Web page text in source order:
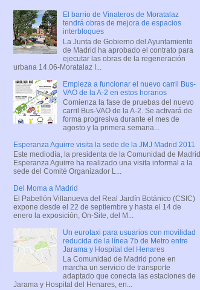
El barrio de Vinateros de Moratalaz
tendrá obras de mejora de espacios
interbloques
La Junta de Gobierno del Ayuntamiento
de Madrid ha aprobado el contrato para
ejecutar las obras de la regeneración
urbana 14.06-Moratalaz I...
Empieza a funcionar el nuevo carril Bus-
VAO de la A-2 en estos horarios
Comienza la fase de pruebas del nuevo
carril Bus-VAO de la A-2. Se activará de
forma progresiva durante el mes de
agosto y la primera semana...
Esperanza Aguirre visita la sede de la JMJ Madrid 2011
Este mediodía, la presidenta de la Comunidad de Madrid
Esperanza Aguirre ha realizado una visita informal a la
sede del Comité Organizador L...
Del Moma a Madrid
El Pabellón Villanueva del Real Jardín Botánico (CSIC)
expone desde el 22 de septiembre y hasta el 14 de
enero la exposición, On-Site, del M...
Un eurotaxi para usuarios con movilidad
reducida de la línea 7b de Metro entre
Jarama y Hospital del Henares
La Comunidad de Madrid pone en
marcha un servicio de transporte
adaptado que conecta las estaciones de
Jarama y Hospital del Henares, en...